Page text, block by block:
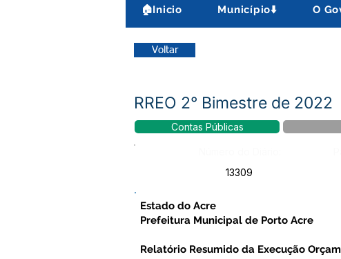
🏠Inicio Município⬇️ O
Voltar
RREO 2° Bimestre de 2022
Contas Públicas
13309
Estado do Acre
Prefeitura Municipal de Porto Acre
Relatório Resumido da Execução